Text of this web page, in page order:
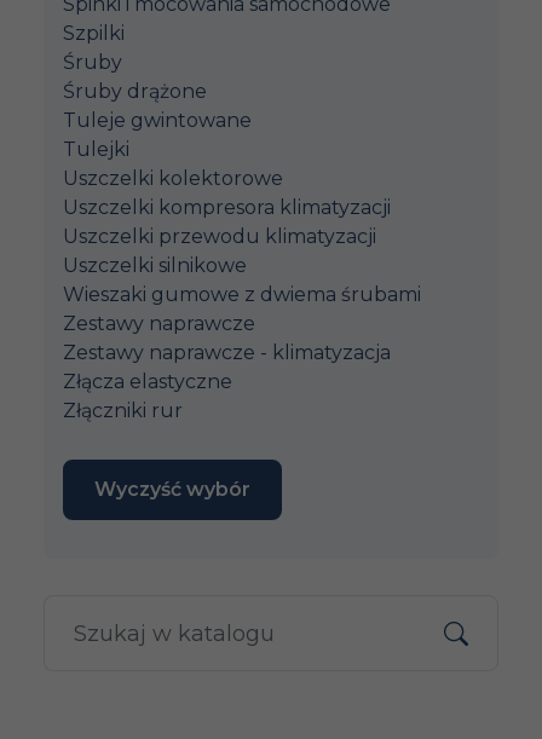
Szpilki
Śruby
Śruby drążone
Tuleje gwintowane
Tulejki
Uszczelki kolektorowe
Uszczelki kompresora klimatyzacji
Uszczelki przewodu klimatyzacji
Uszczelki silnikowe
Wieszaki gumowe z dwiema śrubami
Zestawy naprawcze
Zestawy naprawcze - klimatyzacja
Złącza elastyczne
Złączniki rur
Wyczyść wybór